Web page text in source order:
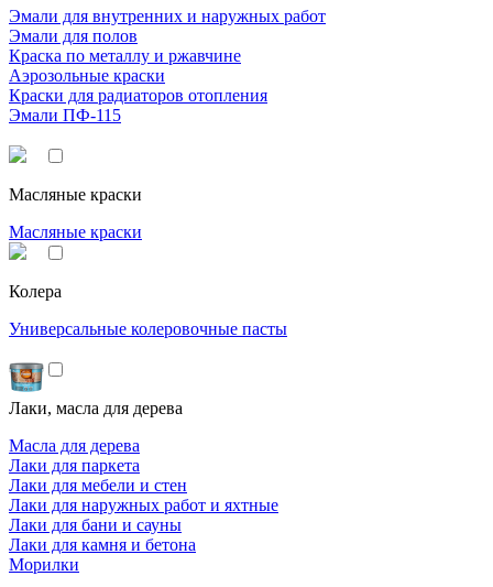
Эмали для внутренних и наружных работ
Эмали для полов
Краска по металлу и ржавчине
Аэрозольные краски
Краски для радиаторов отопления
Эмали ПФ-115
Масляные краски
Масляные краски
Колера
Универсальные колеровочные пасты
Лаки, масла для дерева
Масла для дерева
Лаки для паркета
Лаки для мебели и стен
Лаки для наружных работ и яхтные
Лаки для бани и сауны
Лаки для камня и бетона
Морилки